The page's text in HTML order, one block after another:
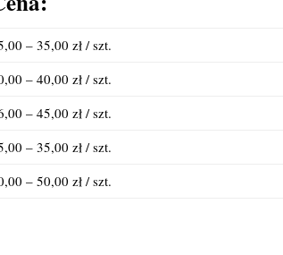
– 35,00 zł / szt.
– 40,00 zł / szt.
– 45,00 zł / szt.
– 35,00 zł / szt.
– 50,00 zł / szt.